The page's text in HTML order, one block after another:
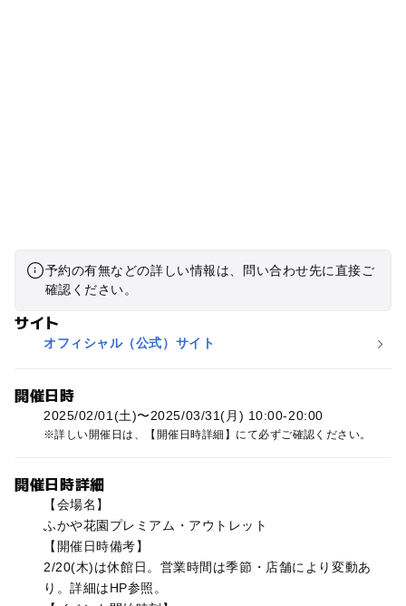
予約の有無などの詳しい情報は、問い合わせ先に直接ご
確認ください。
サイト
オフィシャル（公式）サイト
開催日時
2025/02/01(土)〜2025/03/31(月) 10:00-20:00
詳しい開催日は、【開催日時詳細】にて必ずご確認ください。
開催日時詳細
【会場名】
ふかや花園プレミアム・アウトレット
【開催日時備考】
2/20(木)は休館日。営業時間は季節・店舗により変動あ
り。詳細はHP参照。